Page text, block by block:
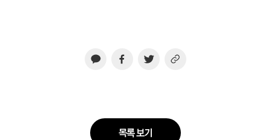
목록 보기